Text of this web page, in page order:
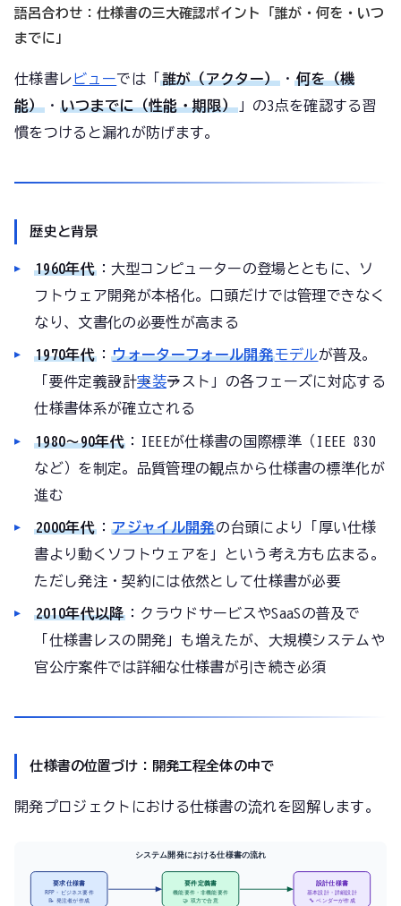
語呂合わせ：仕様書の三大確認ポイント「誰が・何を・いつ
までに」
仕様書レ ビューでは「誰が（アクター）・何を（機
能） ・ いつまでに（性能・期限）」の3点を確認する習
慣をつけると漏れが防げます。
歴史と背景
1960年代：大型コンピューターの登場とともに、ソ
フトウェア開発が本格化。口頭だけでは管理できなく
なり、文書化の必要性が高まる
1970年代： ウォーターフォール開発モデルが普及。
「要件定義→設計→実装→テスト」の各フェーズに対応する
仕様書体系が確立される
1980〜90年代 ：IEEEが仕様書の国際標準（IEEE 830
など）を制定。品質管理の観点から仕様書の標準化が
進む
2000年代： アジャイル開発の台頭により「厚い仕様
書より動くソフトウェアを」という考え方も広まる。
ただし発注・契約には依然として仕様書が必要
2010年代以降 ：クラウドサービスやSaaSの普及で
「仕様書レスの開発」も増えたが、大規模システムや
官公庁案件では詳細な仕様書が引き続き必須
仕様書の位置づけ：開発工程全体の中で
開発プロジェクトにおける仕様書の流れを図解します。
システム開発における仕様書の流れ
要求仕様書
RFP・ビジネス要件
📝 発注者が作成
要件定義書
機能要件・非機能要件
🤝 双方で合意
設計仕様書
基本設計・詳細設計
🔧 ベンダーが作成